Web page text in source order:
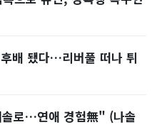
배 됐다…리버풀 떠나 튀
로…연애 경험無" (나솔